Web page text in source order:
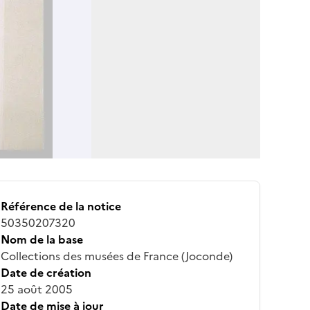
Référence de la notice
50350207320
Nom de la base
Collections des musées de France (Joconde)
Date de création
25 août 2005
Date de mise à jour